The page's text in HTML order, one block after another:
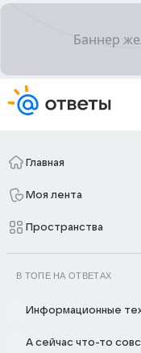
Главная
Моя лента
Пространства
В ТОПЕ НА ОТВЕТАХ
Информационные
А сейчас что-то